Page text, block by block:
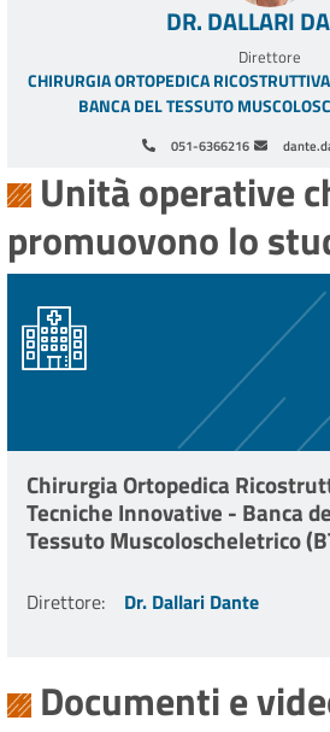
051-6366216
DR. DALLARI
Direttore
CHIRURGIA ORTOPEDICA
BANCA DEL TESSUTO
Unità operative
promuovono lo
Chirurgia Ortopedica
Tecniche Innovative - Banca
Tessuto Muscoloscheletrico
Direttore: Dr. Dallari Dante
Documenti e